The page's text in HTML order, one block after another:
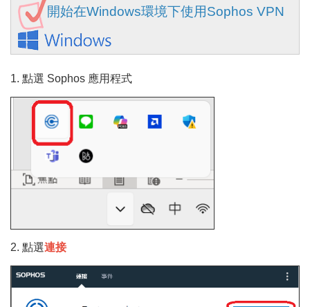
開始在Windows環境下使用Sophos VPN
1. 點選 Sophos 應用程式
2. 點選連接